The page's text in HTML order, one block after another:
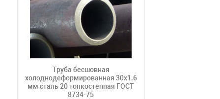
Труба бесшовная
холоднодеформированная 30х1.6
мм сталь 20 тонкостенная ГОСТ
8734-75